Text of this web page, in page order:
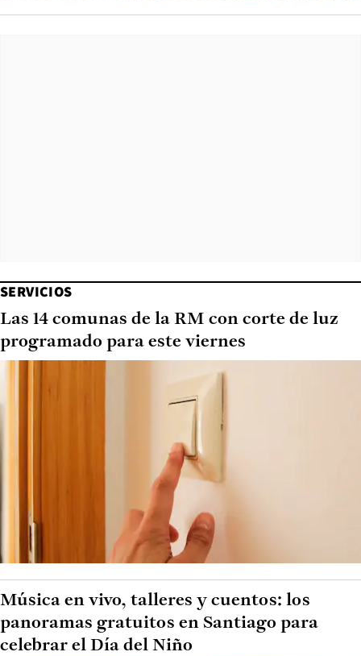
SERVICIOS
Las 14 comunas de la RM con corte de luz
programado para este viernes
Música en vivo, talleres y cuentos: los
panoramas gratuitos en Santiago para
celebrar el Día del Niño